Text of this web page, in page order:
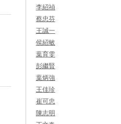
李紹禎
蔡忠芬
王誠一
侯紹敏
葉育雯
彭繼賢
葉炳強
王佳珍
崔可忠
陳志明